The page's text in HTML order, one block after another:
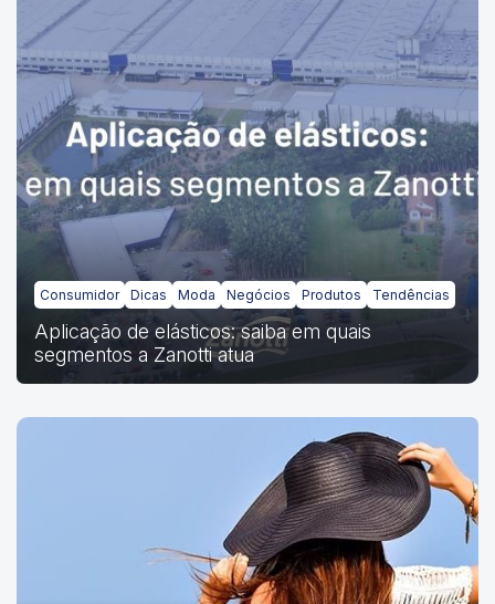
Consumidor Dicas Moda Negócios Produtos Tendências
Aplicação de elásticos: saiba em quais
segmentos a Zanotti atua